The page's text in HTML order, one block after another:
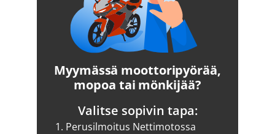
Myymässä moottoripyörää,
mopoa tai mönkijää?
Valitse sopivin tapa:
1. Perusilmoitus Nettimotossa